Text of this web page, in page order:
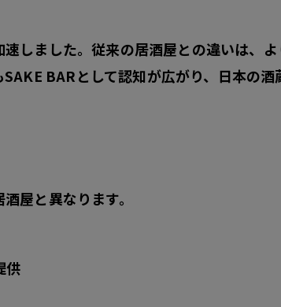
しました。従来の居酒屋との違いは、
BARとして認知が広がり、日本の
屋と異なります。
供